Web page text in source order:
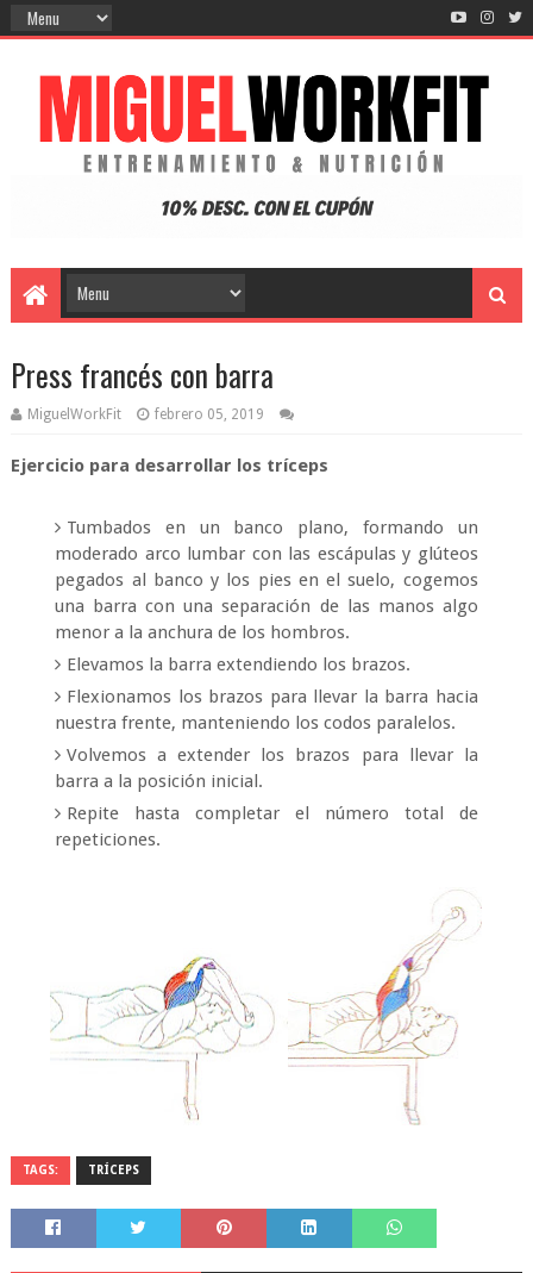
Press francés con barra
MiguelWorkFit febrero 05, 2019
Ejercicio para desarrollar los tríceps
Tumbados en un banco plano, formando un
moderado arco lumbar con las escápulas y glúteos
pegados al banco y los pies en el suelo, cogemos
una barra con una separación de las manos algo
menor a la anchura de los hombros.
Elevamos la barra extendiendo los brazos.
Flexionamos los brazos para llevar la barra hacia
nuestra frente, manteniendo los codos paralelos.
Volvemos a extender los brazos para llevar la
barra a la posición inicial.
Repite hasta completar el número total de
repeticiones.
TAGS: TRÍCEPS